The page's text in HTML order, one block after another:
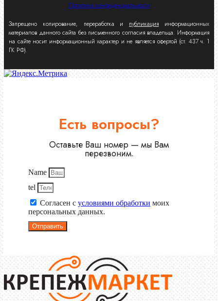
Политика конфиденциальности
Запрещено копирование, переработка и публикация информационных
материалов данного сайта без письменного согласия владельца. Информация
на сайте носит информационный характер и не является офертой (ст. 437 ч. 1
ГК РФ).
Есть вопросы?
Оставьте Ваш номер — мы Вам
перезвоним.
Name
tel
Согласен с условиями обработки моих
персональных данных.
Отправить